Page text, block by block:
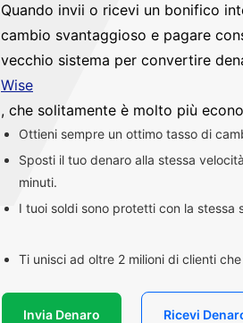
Quando invii o ricevi un bonifico
cambio svantaggioso e pagare
vecchio sistema per convertire
Wise
, che solitamente è molto più
Ottieni sempre un ottimo tasso di
Sposti il tuo denaro alla stessa
minuti.
I tuoi soldi sono protetti con la stessa
Ti unisci ad oltre 2 milioni di clienti
Invia Denaro Ricevi